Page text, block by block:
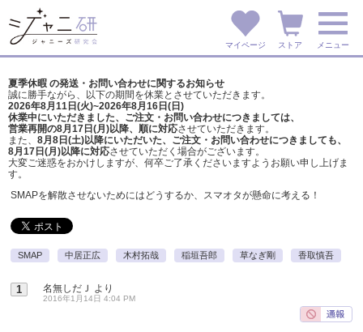
マイページ ストア メニュー
夏季休暇 の発送・お問い合わせに関するお知らせ
誠に勝手ながら、以下の期間を休業とさせていただきます。
2026年8月11日(火)~2026年8月16日(日)
休業中にいただきました、ご注文・お問い合わせにつきましては、
営業再開の8月17日(月)以降、順に対応させていただきます。
また、 8月8日(土)以降にいただいた、ご注文・ お問い合わせにつきましても、
8月17日(月)以降に対応させていただく場合がございます。
大変ご迷惑をおかけしますが、 何卒ご了承くださいますようお願い申し上げま
す。
SMAPを解散させないためにはどうするか、スマオタが懸命に考える！
SMAP 中居正広 木村拓哉 稲垣吾郎 草なぎ剛 香取慎吾
1 名無しだＪ より
2016年1月14日 4:04 PM